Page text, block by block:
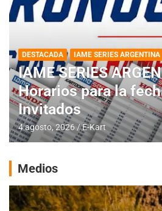
DESTACADA IAME SERIES ARGENTINA
IAME SERIES
Horarios para la
Invitados
4 agosto, 2026 E-Kart
Medios